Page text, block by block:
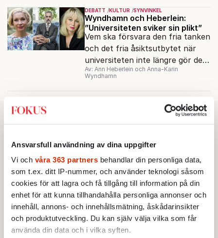
Ansvarsfull användning av dina uppgifter
Vi och våra 363 partners behandlar din personliga data,
som t.ex. ditt IP-nummer, och använder teknologi såsom
cookies för att lagra och få tillgång till information på din
enhet för att kunna tillhandahålla personliga annonser och
innehåll, annons- och innehållsmätning, åskådarinsikter
och produktutveckling. Du kan själv välja vilka som får
använda din data och i vilka syften.
DEBATT KULTUR SYNVINKEL
Wyndhamn och Heberlein:
”Universiteten sviker sin plikt”
Vem ska försvara den fria tanken
och det fria åsiktsutbytet när
universiteten inte längre gör det?
Det undrar Ann Heberlein och
Av: Ann Heberlein och Anna-Karin
Wyndhamn